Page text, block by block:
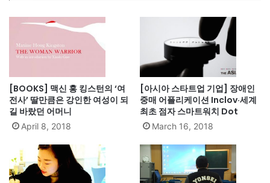
[BOOKS] 맥신 홍 킹스턴의 ‘여
전사’ 딸만큼은 강인한 여성이 되
길 바랐던 어머니
April 8, 2018
[아시아 스타트업 기업] 장애인
중매 어플리케이션 Inclov·세계
최초 점자 스마트워치 Dot
March 16, 2018